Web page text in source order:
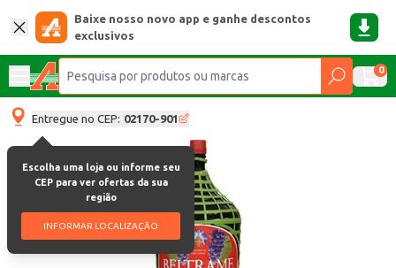
Baixe nosso novo app e ganhe descontos
exclusivos
0
Entregue no CEP: 02170-901
Escolha uma loja ou informe seu
CEP para ver ofertas da sua
região
INFORMAR LOCALIZAÇÃO